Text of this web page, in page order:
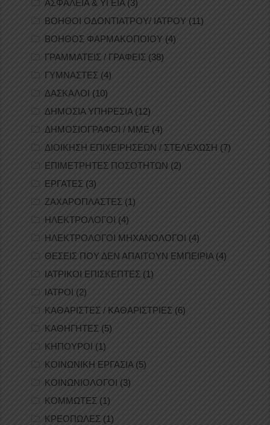
ΑΣΦΑΛΕΙΑ & ΥΓΕΙΑ(3)
ΒΟΗΘΟΙ ΟΔΟΝΤΙΑΤΡΟΥ/ ΙΑΤΡΟΥ (11)
ΒΟΗΘΟΣ ΦΑΡΜΑΚΟΠΟΙΟΥ (4)
ΓΡΑΜΜΑΤΕΙΣ / ΓΡΑΦΕΙΣ (38)
ΓΥΜΝΑΣΤΕΣ (4)
ΔΑΣΚΑΛΟΙ (10)
ΔΗΜΟΣΙΑ ΥΠΗΡΕΣΙΑ(12)
ΔΗΜΟΣΙΟΓΡΑΦΟΙ / ΜΜΕ (4)
ΔΙΟΙΚΗΣΗ ΕΠΙΧΕΙΡΗΣΕΩΝ / ΣΤΕΛΕΧΩΣΗ (7)
ΕΠΙΜΕΤΡΗΤΕΣ ΠΟΣΟΤΗΤΩΝ (2)
ΕΡΓΑΤΕΣ (3)
ΖΑΧΑΡΟΠΛΑΣΤΕΣ (1)
ΗΛΕΚΤΡΟΛΟΓΟΙ (4)
ΗΛΕΚΤΡΟΛΟΓΟΙ ΜΗΧΑΝΟΛΟΓΟΙ (4)
ΘΕΣΕΙΣ ΠΟΥ ΔΕΝ ΑΠΑΙΤΟΥΝ ΕΜΠΕΙΡΙΑ (4)
ΙΑΤΡΙΚΟΙ ΕΠΙΣΚΕΠΤΕΣ (1)
ΙΑΤΡΟΙ (2)
ΚΑΘΑΡΙΣΤΕΣ / ΚΑΘΑΡΙΣΤΡΙΕΣ (6)
ΚΑΘΗΓΗΤΕΣ (5)
ΚΗΠΟΥΡΟΙ (1)
ΚΟΙΝΩΝΙΚΗ ΕΡΓΑΣΙΑ(5)
ΚΟΙΝΩΝΙΟΛΟΓΟΙ (3)
ΚΟΜΜΩΤΕΣ (1)
ΚΡΕΟΠΩΛΕΣ (1)